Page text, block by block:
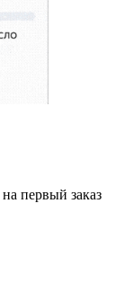
первый заказ